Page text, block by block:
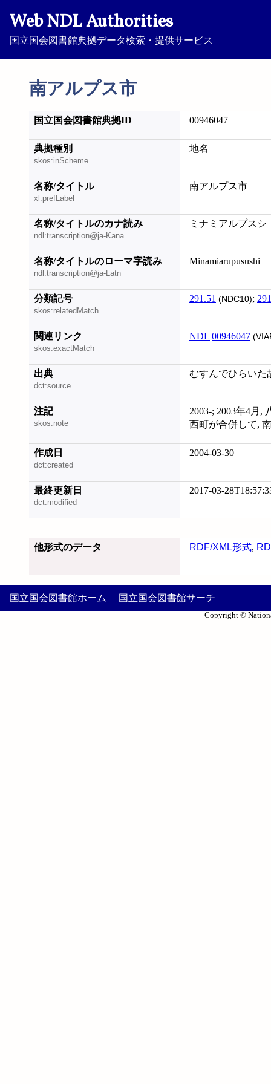
Web NDL Authorities
国立国会図書館典拠データ検索・提供サービス
南アルプス市
国立国会図書館典拠ID 00946047
典拠種別
skos:inScheme
地名
名称/タイトル
xl:prefLabel
南アルプス市
名称/タイトルのカナ読み
ndl:transcription@ja-Kana
ミナミアルプスシ
名称/タイトルのローマ字読み
ndl:transcription@ja-Latn
Minamiarupusushi
分類記号
skos:relatedMatch
291.51 (NDC10);
関連リンク
skos:exactMatch
NDL|00946047
出典
dct:source
むすんでひらいた
注記
skos:note
2003-; 2003年4月,
西町が合併して,
作成日
dct:created
2004-03-30
最終更新日
dct:modified
2017-03-
他形式のデータ RDF/XML形式,
国立国会図書館ホーム 国立国会図書館サーチ
Copyright ©